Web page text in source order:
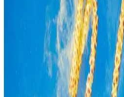
Der Pollenflug wird maßgeblich
beeinflusst. Trockenes,
Flug, während Regen die Luft
Schutzmaßnahmen
Pollenflug